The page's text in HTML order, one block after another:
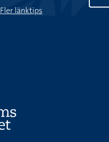
Fler länktips